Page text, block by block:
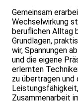
Gemeinsam
Wechselwirkung
beruflichen Alltag
Grundlagen,
wir, Spannungen
und die eigene
erlernten
zu übertragen und
Zusammenarbeit